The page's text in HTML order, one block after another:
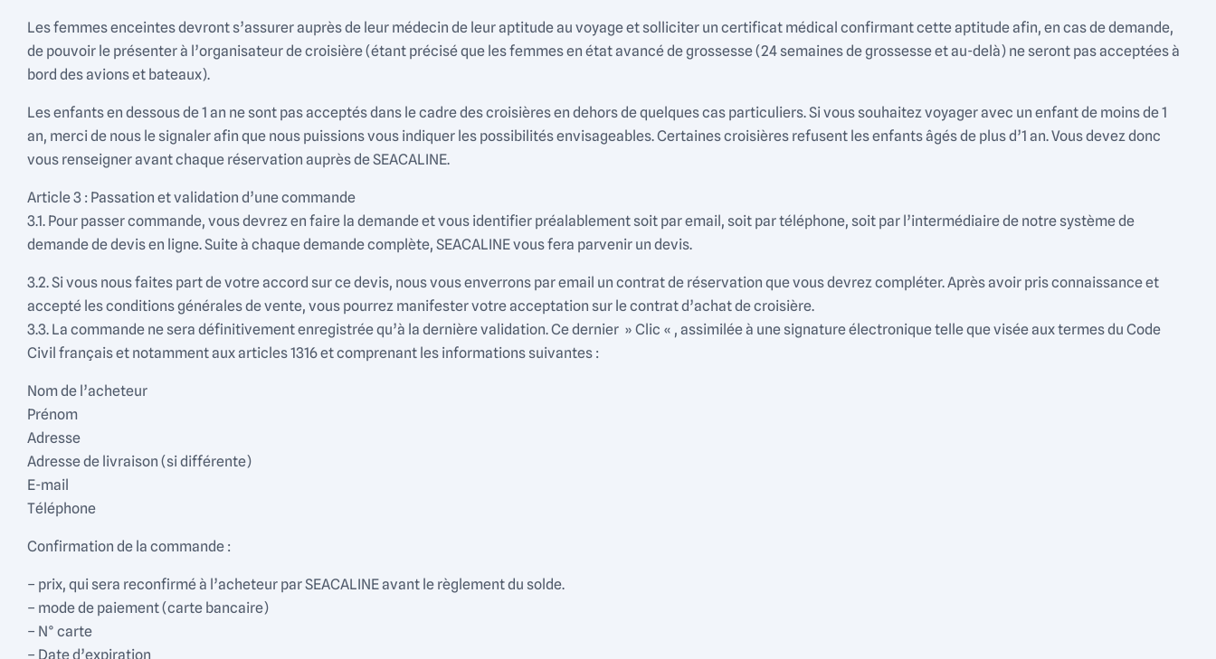
Les femmes enceintes devront s’assurer auprès de leur médecin de leur aptitude au voyage et solliciter un certificat médical confirmant cette aptitude afin, en cas de demande,
de pouvoir le présenter à l’organisateur de croisière (étant précisé que les femmes en état avancé de grossesse (24 semaines de grossesse et au-delà) ne seront pas acceptées à
bord des avions et bateaux).
Les enfants en dessous de 1 an ne sont pas acceptés dans le cadre des croisières en dehors de quelques cas particuliers. Si vous souhaitez voyager avec un enfant de moins de 1
an, merci de nous le signaler afin que nous puissions vous indiquer les possibilités envisageables. Certaines croisières refusent les enfants âgés de plus d’1 an. Vous devez donc
vous renseigner avant chaque réservation auprès de SEACALINE.
Article 3 : Passation et validation d’une commande
3.1. Pour passer commande, vous devrez en faire la demande et vous identifier préalablement soit par email, soit par téléphone, soit par l’intermédiaire de notre système de
demande de devis en ligne. Suite à chaque demande complète, SEACALINE vous fera parvenir un devis.
3.2. Si vous nous faites part de votre accord sur ce devis, nous vous enverrons par email un contrat de réservation que vous devrez compléter. Après avoir pris connaissance et
accepté les conditions générales de vente, vous pourrez manifester votre acceptation sur le contrat d’achat de croisière.
3.3. La commande ne sera définitivement enregistrée qu’à la dernière validation. Ce dernier » Clic « , assimilée à une signature électronique telle que visée aux termes du Code
Civil français et notamment aux articles 1316 et comprenant les informations suivantes :
Nom de l’acheteur
Prénom
Adresse
Adresse de livraison (si différente)
E-mail
Téléphone
Confirmation de la commande :
– prix, qui sera reconfirmé à l’acheteur par SEACALINE avant le règlement du solde.
– mode de paiement (carte bancaire)
– N° carte
– Date d’expiration